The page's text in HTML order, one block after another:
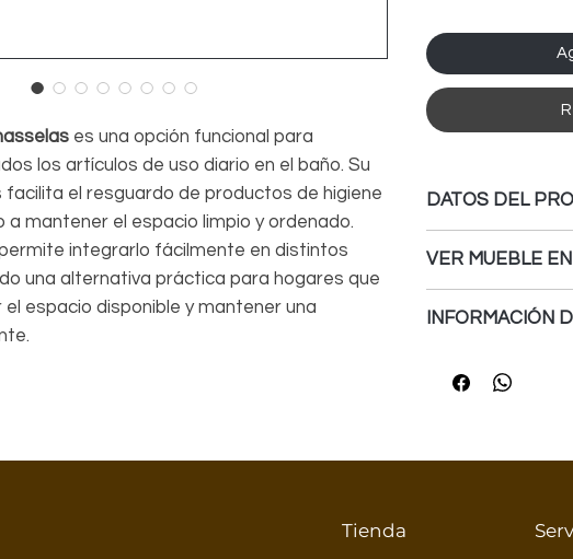
es una opción funcional para
los artículos de uso diario en el baño. Su
el resguardo de productos de higiene
a mantener el espacio limpio y ordenado.
integrarlo fácilmente en distintos
una alternativa práctica para hogares que
espacio disponible y mantener una
DATOS DEL
MATERIALES:
- Fabricado en
durabilidad.
los colores y
VER MUEBLE
DACLICKAQUI
INFORMACIÓN
usar, sin
Tienda